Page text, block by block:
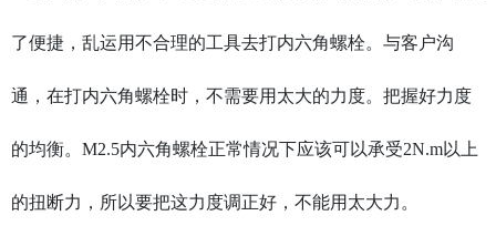
了便捷，乱运用不合理的工具去打内六角螺栓。与客户沟
通，在打内六角螺栓时，不需要用太大的力度。把握好力度
的均衡。M2.5内六角螺栓正常情况下应该可以承受2N.m以上
的扭断力，所以要把这力度调正好，不能用太大力。